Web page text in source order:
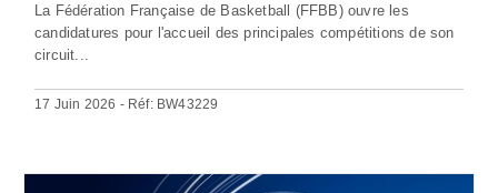
La Fédération Française de Basketball (FFBB) ouvre les
candidatures pour l'accueil des principales compétitions de son
circuit...
17 Juin 2026 - Réf: BW43229